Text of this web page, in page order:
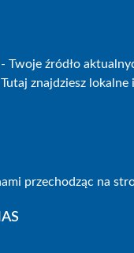
Twoje źródło
znajdziesz lokalne
przechodząc na